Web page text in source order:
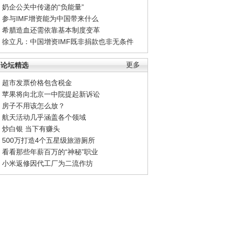
奶企公关中传递的“负能量”
参与IMF增资能为中国带来什么
希腊造血还需依靠基本制度变革
徐立凡：中国增资IMF既非捐款也非无条件
更多
论坛精选
超市发票价格包含税金
苹果将向北京一中院提起新诉讼
房子不用该怎么放？
航天活动几乎涵盖各个领域
炒白银 当下有赚头
500万打造4个五星级旅游厕所
看看那些年薪百万的“神秘”职业
小米返修因代工厂为二流作坊